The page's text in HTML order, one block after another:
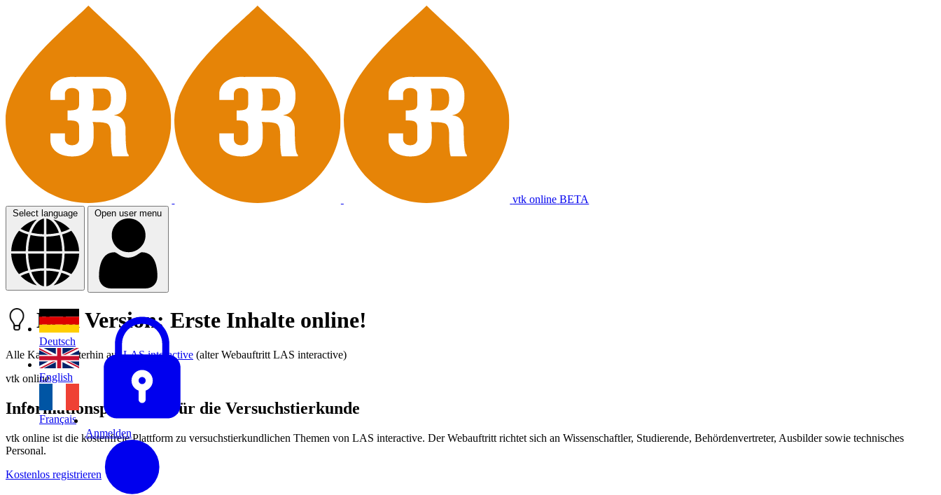
vtk online BETA
Select language
Deutsch
English
Français
Open user menu
Anmelden
Beta Version: Erste Inhalte online!
Alle Kapitel weiterhin aufLAS interactive (alter Webauftritt LAS interactive)
vtk online
Informationsplattform für die Versuchstierkunde
vtk online ist die kostenfreie Plattform zu versuchstierkundlichen Themen von LAS interactive. Der Webauftritt richtet sich an Wissenschaftler, Studierende, Behördenvertreter, Ausbilder sowie technisches
Personal.
Kostenlos registrieren